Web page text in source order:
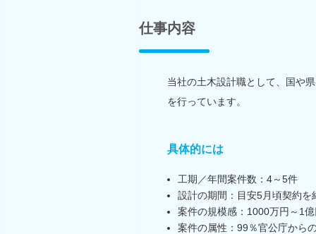
仕事内容
当社の土木設計職として、国や
を行っています。
具体的には
工期／年間案件数：4～5件
設計の期間：目安5月頃契約
案件の規模感：1000万円～1
案件の属性：99％官公庁から